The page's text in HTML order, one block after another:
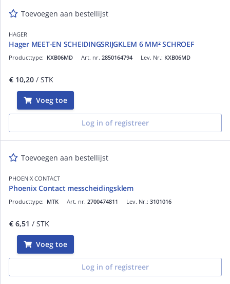
Toevoegen aan bestellijst
HAGER
Hager MEET-EN SCHEIDINGSRIJGKLEM 6 MM² SCHROEF
Art. nr. 2850164794
Producttype: KXB06MD Lev. Nr.: KXB06MD
€ 10,20 / STK
Voeg toe
Log in of registreer
Toevoegen aan bestellijst
PHOENIX CONTACT
Phoenix Contact messcheidingsklem
Art. nr. 2700474811
Producttype: MTK Lev. Nr.: 3101016
€ 6,51 / STK
Voeg toe
Log in of registreer